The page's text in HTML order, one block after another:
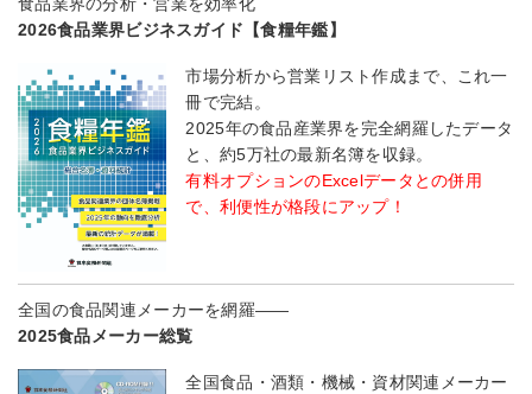
2026食品業界ビジネスガイド【食糧年鑑】
市場分析から営業リスト作成まで、これ一
冊で完結。
2025年の食品産業界を完全網羅したデータ
と、約5万社の最新名簿を収録。
有料オプションのExcelデータとの併用
で、利便性が格段にアップ！
全国の食品関連メーカーを網羅――
2025食品メーカー総覧
全国食品・酒類・機械・資材関連メーカー